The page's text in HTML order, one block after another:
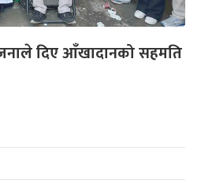
दिए आँखादानको सहमति